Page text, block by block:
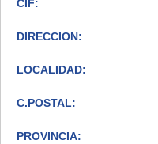
CIF:
DIRECCION:
LOCALIDAD:
C.POSTAL:
PROVINCIA: